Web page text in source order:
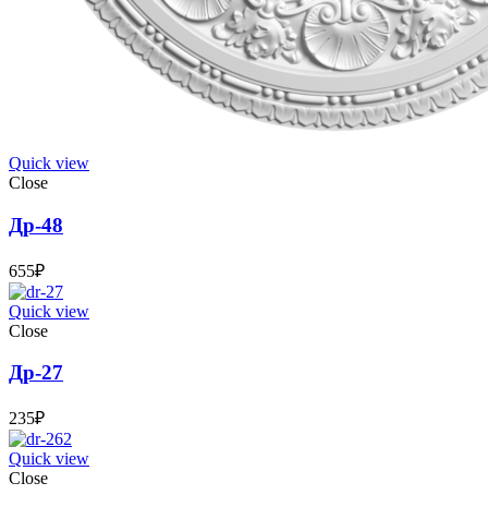
Quick view
Close
Др-48
655₽
Quick view
Close
Др-27
235₽
Quick view
Close